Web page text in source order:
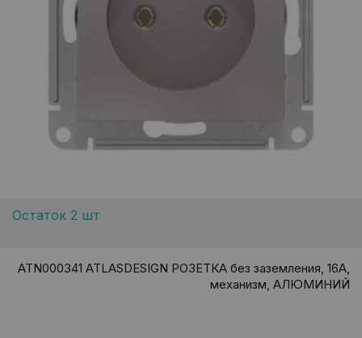
Остаток 2 шт
ATN000341 ATLASDESIGN РОЗЕТКА без заземления, 16А,
механизм, АЛЮМИНИЙ